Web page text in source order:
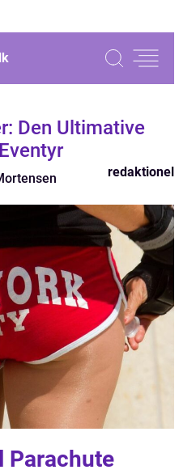
Den Ultimative
redaktionel
Parachute